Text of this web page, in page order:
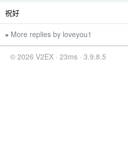
祝好
» More replies by loveyou1
© 2026 V2EX · 23ms · 3.9.8.5